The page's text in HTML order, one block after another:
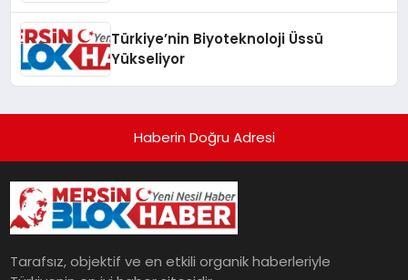
Türkiye’nin Biyoteknoloji Üssü
Yükseliyor
Haberin Doğru Adresi
Tarafsız, objektif ve en etkili organik haberleriyle